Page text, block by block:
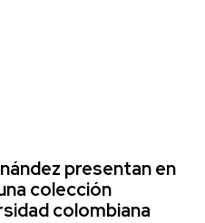
presentan en
colección
colombiana